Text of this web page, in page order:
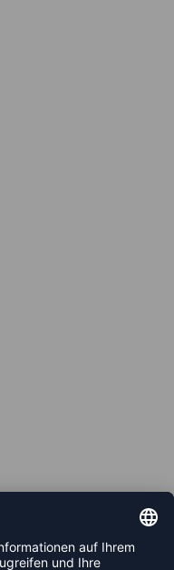
VERPASSE KEINE